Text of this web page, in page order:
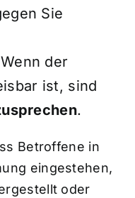
Sie
Wenn der
ist, sind
.
Betroffene in
eingestehen,
oder